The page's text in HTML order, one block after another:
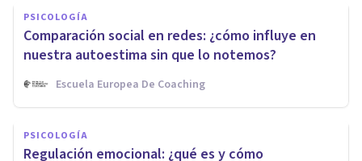
PSICOLOGÍA
Comparación social en redes: ¿cómo influye en
nuestra autoestima sin que lo notemos?
Escuela Europea De Coaching
PSICOLOGÍA
Regulación emocional: ¿qué es y cómo